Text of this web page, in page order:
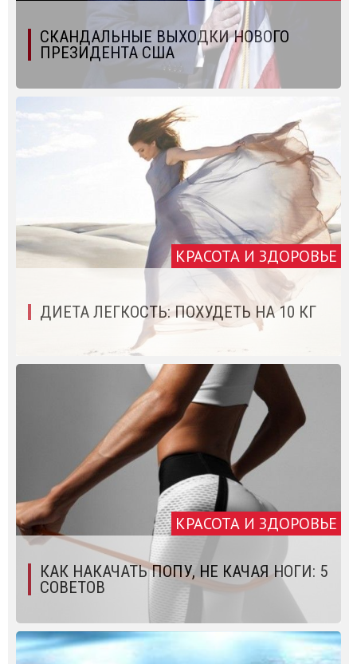
СКАНДАЛЬНЫЕ ВЫХОДКИ НОВОГО
ПРЕЗИДЕНТА США
КРАСОТА И ЗДОРОВЬЕ
ДИЕТА ЛЕГКОСТЬ: ПОХУДЕТЬ НА 10 КГ
КРАСОТА И ЗДОРОВЬЕ
КАК НАКАЧАТЬ ПОПУ, НЕ КАЧАЯ НОГИ: 5
СОВЕТОВ